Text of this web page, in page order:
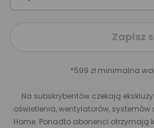
Zapisz
*599 zł minimalna
Na subskrybentów czekają
oświetlenia, wentylatorów,
Home. Ponadto abonenci otrzymają